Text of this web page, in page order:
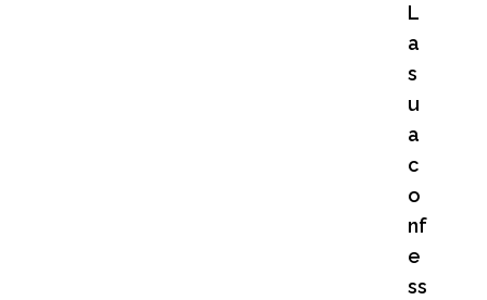
L
a
s
u
a
c
o
nf
e
ss